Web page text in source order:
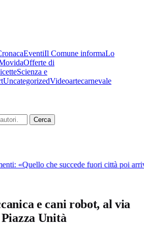
EventiIl Comune informaLo
Offerte di
Scienza e
UncategorizedVideoartecarnevale
Cerca
«Quello che succede fuori città poi
e cani robot, al via
Unità